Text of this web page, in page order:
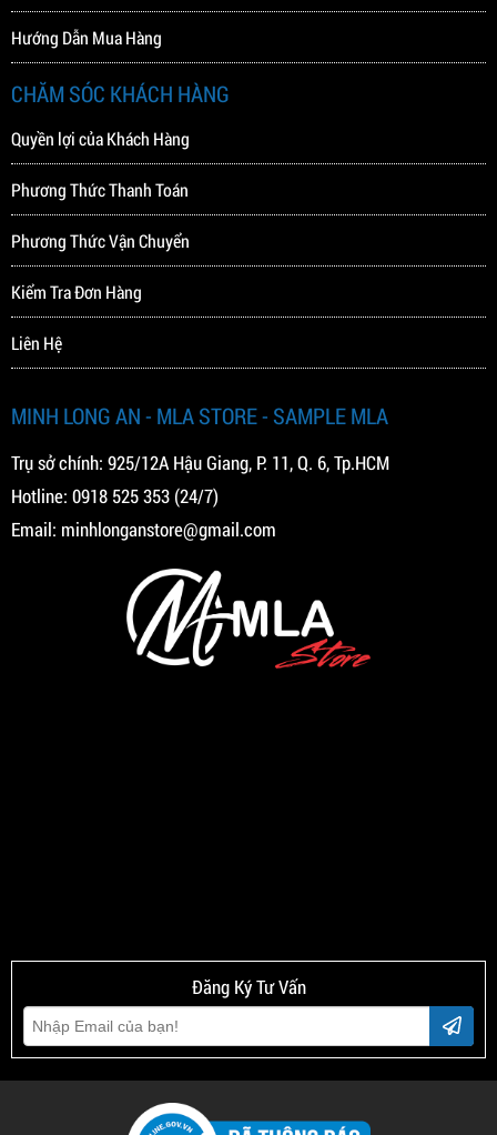
Hướng Dẫn Mua Hàng
CHĂM SÓC KHÁCH HÀNG
Quyền lợi của Khách Hàng
Phương Thức Thanh Toán
Phương Thức Vận Chuyển
Kiểm Tra Đơn Hàng
Liên Hệ
MINH LONG AN - MLA STORE - SAMPLE MLA
Trụ sở chính: 925/12A Hậu Giang, P. 11, Q. 6, Tp.HCM
Hotline: 0918 525 353 (24/7)
Email: minhlonganstore@gmail.com
Đăng Ký Tư Vấn